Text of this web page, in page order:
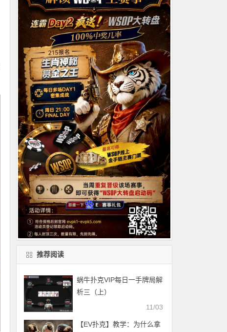
推荐阅读
蜗牛扑克VIP每日一手牌局解
析三（上）
11/03
【EV扑克】教学：为什么拿